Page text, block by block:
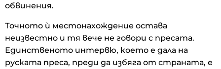
обвинения.
Точното ѝ местонахождение остава
неизвестно и тя вече не говори с пресата.
Единственото интервю, което е дала на
руската преса, преди да избяга от страната, е